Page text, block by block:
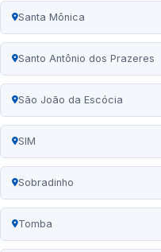
Santa Mônica
Santo Antônio dos Prazeres
São João da Escócia
SIM
Sobradinho
Tomba